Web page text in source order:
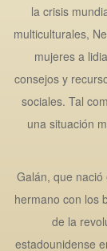
la crisis
multiculturales,
mujeres a
consejos y
sociales. Tal
una situación
Galán, que
hermano con los
de la
estadounidense